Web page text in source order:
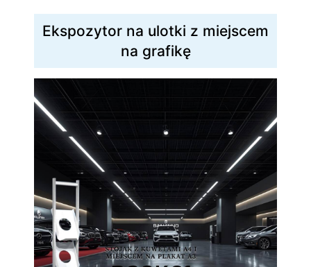
Ekspozytor na ulotki z miejscem
na grafikę